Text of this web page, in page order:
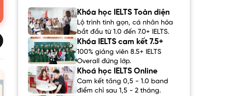
Khóa học IELTS Toàn diện
Lộ trình tinh gọn, cá nhân hóa
bắt đầu từ 1.0 đến 7.0+ IELTS.
Khóa IELTS cam kết 7.5+
100% giảng viên 8.5+ IELTS
Overall đứng lớp.
Khoá học IELTS Online
Cam kết tăng 0,5 - 1.0 band
điểm chỉ sau 1,5 - 2 tháng.